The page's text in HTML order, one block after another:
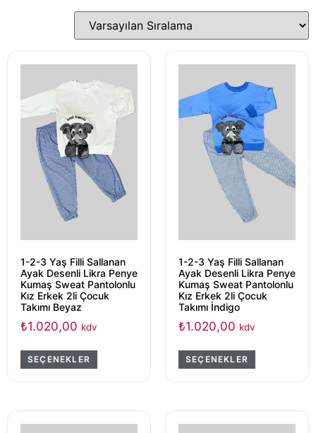
1-2-3 Yaş Filli Sallanan
Ayak Desenli Likra Penye
Kumaş Sweat Pantolonlu
Kız Erkek 2li Çocuk
Takımı Beyaz
₺1.020,00 kdv
SEÇENEKLER
1-2-3 Yaş Filli Sallanan
Ayak Desenli Likra Penye
Kumaş Sweat Pantolonlu
Kız Erkek 2li Çocuk
Takımı İndigo
₺1.020,00 kdv
SEÇENEKLER